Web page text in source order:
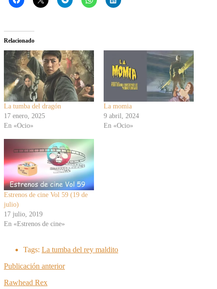
Relacionado
La tumba del dragón
17 enero, 2025
En «Ocio»
La momia
9 abril, 2024
En «Ocio»
Estrenos de cine Vol 59 (19 de
julio)
17 julio, 2019
En «Estrenos de cine»
Tags: La tumba del rey maldito
Publicación anterior
Rawhead Rex